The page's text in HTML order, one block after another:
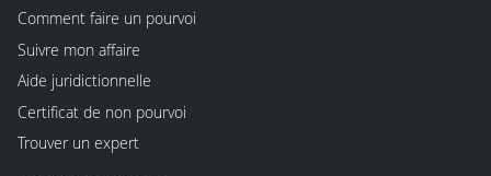
Comment faire un pourvoi
Suivre mon affaire
Aide juridictionnelle
Certificat de non pourvoi
Trouver un expert